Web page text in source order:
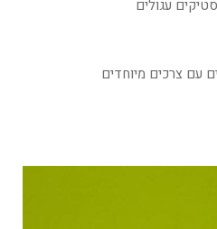
עגולים
עם צרכים מיוחדים